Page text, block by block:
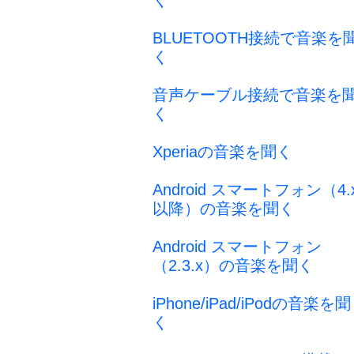
BLUETOOTH接続で音楽を
く
音声ケーブル接続で音楽を
く
Xperiaの音楽を聞く
Android スマートフォン（
以降）の音楽を聞く
Android スマートフォン
（2.3.x）の音楽を聞く
iPhone/iPad/iPodの音楽を聞
く